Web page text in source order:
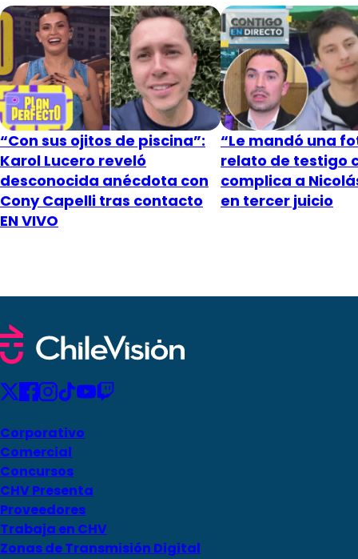
“Con sus ojitos de piscina”:
Karol Lucero reveló
desconocida anécdota con
Cony Capelli tras contacto
EN VIVO
“Le mandó una
relato de testigo
complica a
en tercer juicio
Corporativo
Comercial
Concursos
CHV Presenta
Proveedores
Trabaja en CHV
Zonas de Transmisión Digital